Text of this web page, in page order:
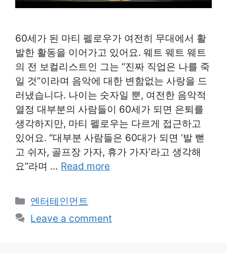
60세가 된 마티 펠로우가 여전히 무대에서 활
발한 활동을 이어가고 있어요. 웨트 웨트 웨트
의 전 보컬리스트인 그는 “진짜 직업은 나를 죽
일 것”이라며 음악에 대한 변함없는 사랑을 드
러냈습니다. 나이는 숫자일 뿐, 여전한 음악적
열정 대부분의 사람들이 60세가 되면 은퇴를
생각하지만, 마티 펠로우는 다르게 접근하고
있어요. “대부분 사람들은 60대가 되면 ‘발 뻗
고 쉬자, 골프장 가자, 휴가 가자’라고 생각해
요”라며 … Read more
Categories
엔터테인먼트
Leave a comment